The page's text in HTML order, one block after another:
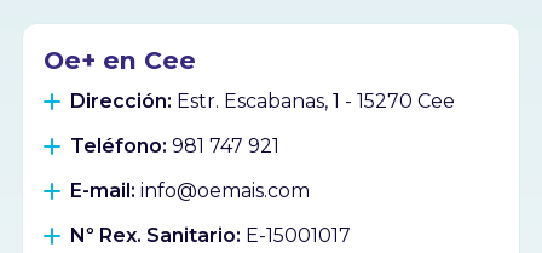
Oe+ en Cee
Dirección: Estr. Escabanas, 1 - 15270 Cee
Teléfono: 981 747 921
E-mail: info@oemais.com
Nº Rex. Sanitario: E-15001017